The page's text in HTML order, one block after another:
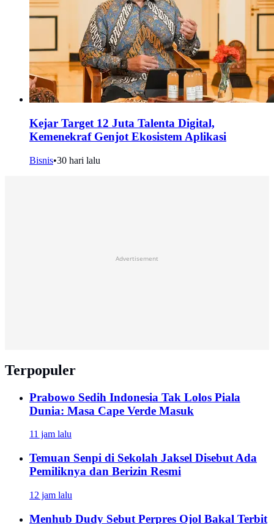
Kejar Target 12 Juta Talenta Digital,
Kemenekraf Genjot Ekosistem Aplikasi
Bisnis•30 hari lalu
Advertisement
Terpopuler
Prabowo Sedih Indonesia Tak Lolos Piala
Dunia: Masa Cape Verde Masuk
11 jam lalu
Temuan Senpi di Sekolah Jaksel Disebut Ada
Pemiliknya dan Berizin Resmi
12 jam lalu
Menhub Dudy Sebut Perpres Ojol Bakal Terbit